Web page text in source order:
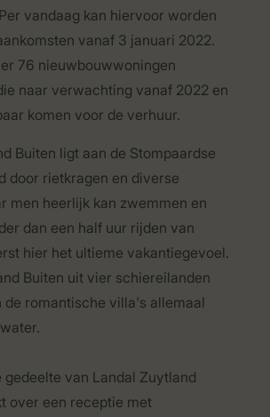
vandaag kan hiervoor worden
vanaf 3 januari 2022.
76 nieuwbouwwoningen
naar verwachting vanaf 2022 en
komen voor de verhuur.
Buiten ligt aan de Stompaardse
door rietkragen en diverse
men heerlijk kan zwemmen en
dan een half uur rijden van
hier het ultieme vakantiegevoel.
Buiten uit vier schiereilanden
de romantische villa's allemaal
gedeelte van Landal Zuytland
over een receptie met